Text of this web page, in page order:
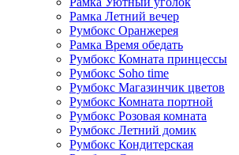
Рамка Летний вечер
Румбокс Оранжерея
Рамка Время обедать
Румбокс Комната принцессы
Румбокс Soho time
Румбокс Магазинчик цветов
Румбокс Комната портной
Румбокс Розовая комната
Румбокс Летний домик
Румбокс Кондитерская